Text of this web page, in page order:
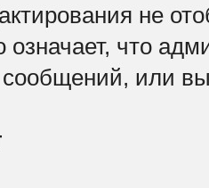
не
что
сообщений, или